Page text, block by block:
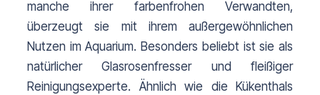
manche ihrer farbenfrohen Verwandten,
überzeugt sie mit ihrem außergewöhnlichen
Nutzen im Aquarium. Besonders beliebt ist sie als
natürlicher Glasrosenfresser und fleißiger
Reinigungsexperte. Ähnlich wie die Kükenthals